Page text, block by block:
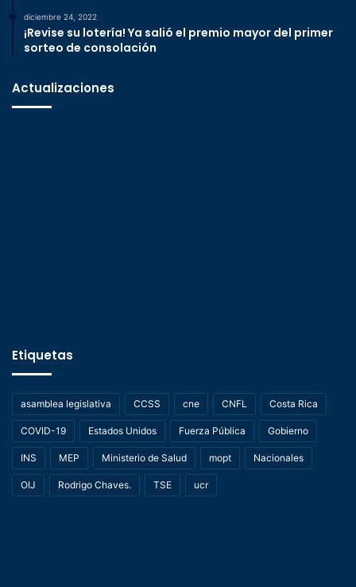
diciembre 24, 2022
¡Revise su lotería! Ya salió el premio mayor del primer
sorteo de consolación
Actualizaciones
Etiquetas
asamblea legislativa CCSS cne CNFL Costa Rica
COVID-19 Estados Unidos Fuerza Pública Gobierno
INS MEP Ministerio de Salud mopt Nacionales
OIJ Rodrigo Chaves. TSE ucr